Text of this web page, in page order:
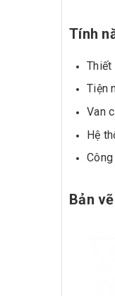
Tính
Thiết
Tiện
Van
Hệ
Bản